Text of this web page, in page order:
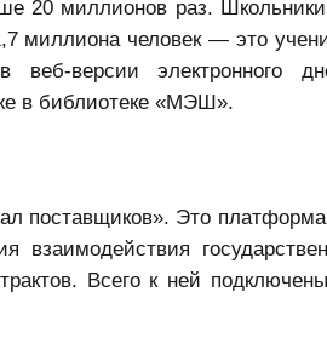
20 миллионов раз.
миллиона человек — это
веб-версии электронного
в библиотеке «МЭШ».
поставщиков». Это
Всего к ней